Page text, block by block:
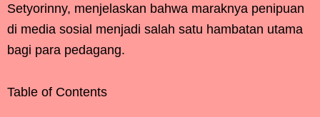
Setyorinny, menjelaskan bahwa maraknya penipuan
di media sosial menjadi salah satu hambatan utama
bagi para pedagang.
Table of Contents